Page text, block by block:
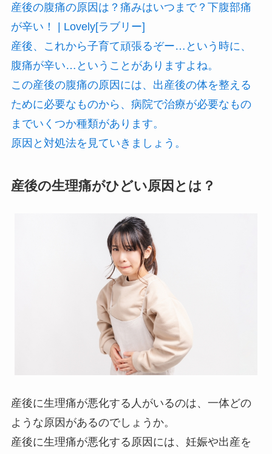
産後の腹痛の原因は？痛みはいつまで？下腹部痛
が辛い！ | Lovely[ラブリー]
産後、これから子育て頑張るぞー…という時に、
腹痛が辛い…ということがありますよね。
この産後の腹痛の原因には、出産後の体を整える
ために必要なものから、病院で治療が必要なもの
までいくつか種類があります。
原因と対処法を見ていきましょう。
産後の生理痛がひどい原因とは？
産後に生理痛が悪化する人がいるのは、一体どの
ような原因があるのでしょうか。
産後に生理痛が悪化する原因には、妊娠や出産を